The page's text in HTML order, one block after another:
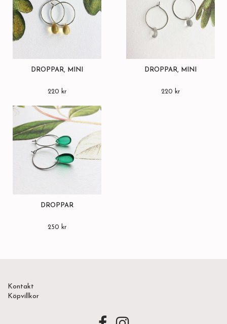
DROPPAR, MINI
220 kr
DROPPAR, MINI
220 kr
DROPPAR
250 kr
Kontakt
Köpvillkor